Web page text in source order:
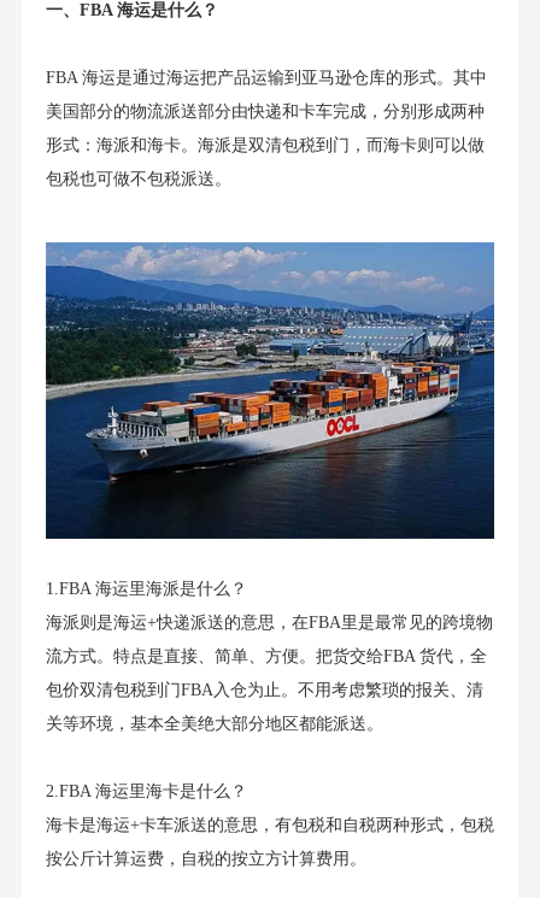
一、FBA 海运是什么？
FBA 海运是通过海运把产品运输到亚马逊仓库的形式。其中
美国部分的物流派送部分由快递和卡车完成，分别形成两种
形式：海派和海卡。海派是双清包税到门，而海卡则可以做
包税也可做不包税派送。
1.FBA 海运里海派是什么？
海派则是海运+快递派送的意思，在FBA里是最常见的跨境物
流方式。特点是直接、简单、方便。把货交给FBA 货代，全
包价双清包税到门FBA入仓为止。不用考虑繁琐的报关、清
关等环境，基本全美绝大部分地区都能派送。
2.FBA 海运里海卡是什么？
海卡是海运+卡车派送的意思，有包税和自税两种形式，包税
按公斤计算运费，自税的按立方计算费用。